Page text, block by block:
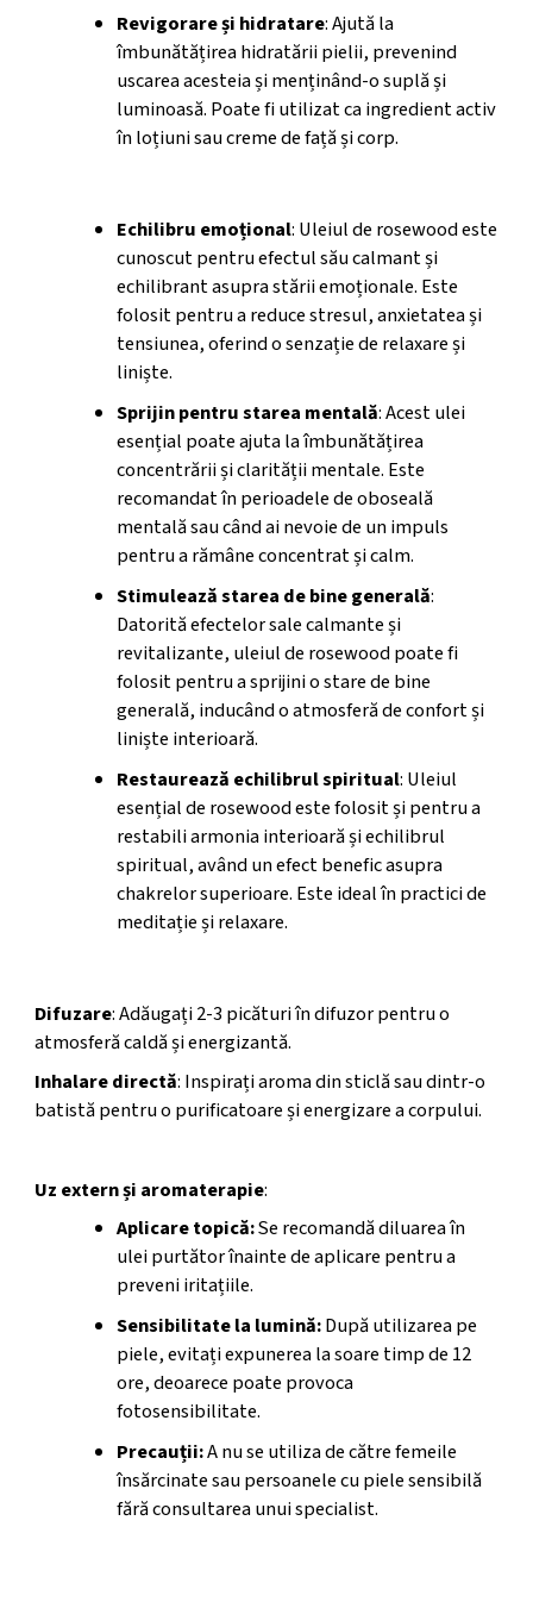
Revigorare și hidratare: Ajută la
îmbunătățirea hidratării pielii, prevenind
uscarea acesteia și menținând-o suplă și
luminoasă. Poate fi utilizat ca ingredient activ
în loțiuni sau creme de față și corp.
Echilibru emoțional: Uleiul de rosewood este
cunoscut pentru efectul său calmant și
echilibrant asupra stării emoționale. Este
folosit pentru a reduce stresul, anxietatea și
tensiunea, oferind o senzație de relaxare și
liniște.
Sprijin pentru starea mentală: Acest ulei
esențial poate ajuta la îmbunătățirea
concentrării și clarității mentale. Este
recomandat în perioadele de oboseală
mentală sau când ai nevoie de un impuls
pentru a rămâne concentrat și calm.
Stimulează starea de bine generală:
Datorită efectelor sale calmante și
revitalizante, uleiul de rosewood poate fi
folosit pentru a sprijini o stare de bine
generală, inducând o atmosferă de confort și
liniște interioară.
Restaurează echilibrul spiritual: Uleiul
esențial de rosewood este folosit și pentru a
restabili armonia interioară și echilibrul
spiritual, având un efect benefic asupra
chakrelor superioare. Este ideal în practici de
meditație și relaxare.
Difuzare: Adăugați 2-3 picături în difuzor pentru o
atmosferă caldă și energizantă.
Inhalare directă: Inspirați aroma din sticlă sau dintr-o
batistă pentru o purificatoare și energizare a corpului.
Uz extern și aromaterapie:
Aplicare topică:Se recomandă diluarea în
ulei purtător înainte de aplicare pentru a
preveni iritațiile.
Sensibilitate la lumină:După utilizarea pe
piele, evitați expunerea la soare timp de 12
ore, deoarece poate provoca
fotosensibilitate.
Precauții:A nu se utiliza de către femeile
însărcinate sau persoanele cu piele sensibilă
fără consultarea unui specialist.